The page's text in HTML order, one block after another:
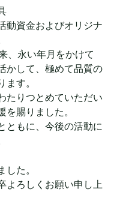
動資金およびオリジナ
、永い年月をかけて
かして、極めて品質の
す。
たりつとめていただい
賜りました。
ともに、今後の活動に
た。
よろしくお願い申し上